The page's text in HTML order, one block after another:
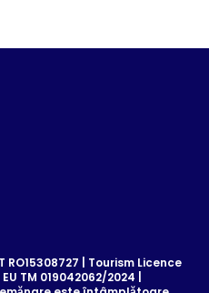
RO15308727 | Tourism Licence
TM 019042062/2024 |